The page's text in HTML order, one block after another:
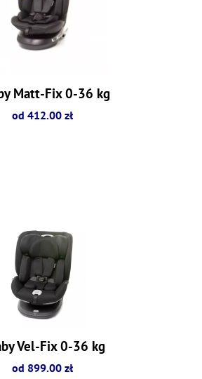
Matt-Fix 0-36 kg
od 412.00 zł
Vel-Fix 0-36 kg
od 899.00 zł